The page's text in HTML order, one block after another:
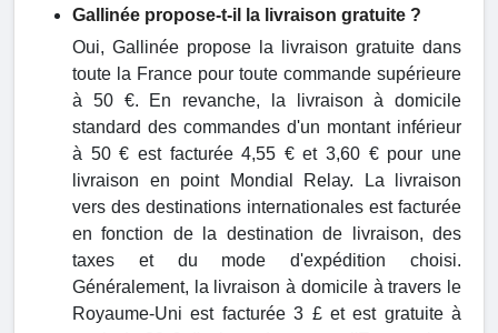
Gallinée propose-t-il la livraison gratuite ?
Oui, Gallinée propose la livraison gratuite dans
toute la France pour toute commande supérieure
à 50 €. En revanche, la livraison à domicile
standard des commandes d'un montant inférieur
à 50 € est facturée 4,55 € et 3,60 € pour une
livraison en point Mondial Relay. La livraison
vers des destinations internationales est facturée
en fonction de la destination de livraison, des
taxes et du mode d'expédition choisi.
Généralement, la livraison à domicile à travers le
Royaume-Uni est facturée 3 £ et est gratuite à